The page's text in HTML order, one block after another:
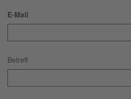
E-Mail
Betreff